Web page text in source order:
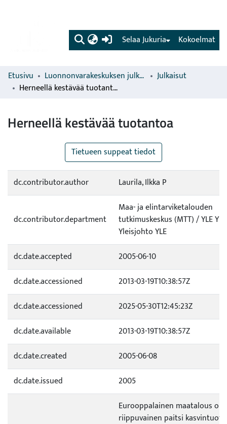
(current) Kokoelmat
Selaa Jukuria
Etusivu Luonnonvarakeskuksen julkaisut
Julkaisut
Herneellä kestävää tuotantoa
Herneellä kestävää tuotantoa
Tietueen suppeat tiedot
dc.contributor.author Laurila, Ilkka P
dc.contributor.department
Maa- ja elintarviketalouden
tutkimuskeskus (MTT) / YLE
Yleisjohto YLE
dc.date.accepted
2005-06-10
dc.date.accessioned
2013-03-19T10:38:57Z
dc.date.accessioned
2025-05-30T12:45:23Z
dc.date.available
2013-03-19T10:38:57Z
dc.date.created
2005-06-08
dc.date.issued
2005
Eurooppalainen maatalous on
riippuvainen paitsi